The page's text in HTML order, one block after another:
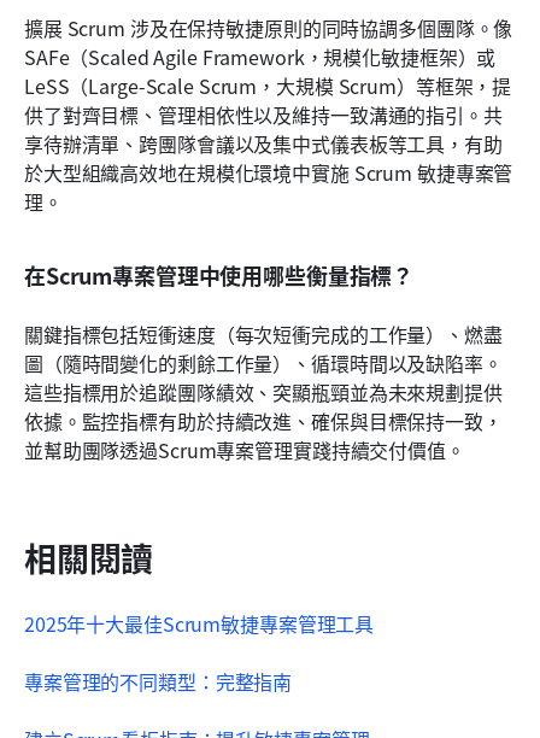
擴展 Scrum 涉及在保持敏捷原則的同時協調多個團隊。像
SAFe（Scaled Agile Framework，規模化敏捷框架）或
LeSS（Large-Scale Scrum，大規模 Scrum）等框架，提
供了對齊目標、管理相依性以及維持一致溝通的指引。共
享待辦清單、跨團隊會議以及集中式儀表板等工具，有助
於大型組織高效地在規模化環境中實施 Scrum 敏捷專案管
理。
在Scrum專案管理中使用哪些衡量指標？
關鍵指標包括短衝速度（每次短衝完成的工作量）、燃盡
圖（隨時間變化的剩餘工作量）、循環時間以及缺陷率。
這些指標用於追蹤團隊績效、突顯瓶頸並為未來規劃提供
依據。監控指標有助於持續改進、確保與目標保持一致，
並幫助團隊透過Scrum專案管理實踐持續交付價值。
相關閱讀
2025年十大最佳Scrum敏捷專案管理工具
專案管理的不同類型：完整指南